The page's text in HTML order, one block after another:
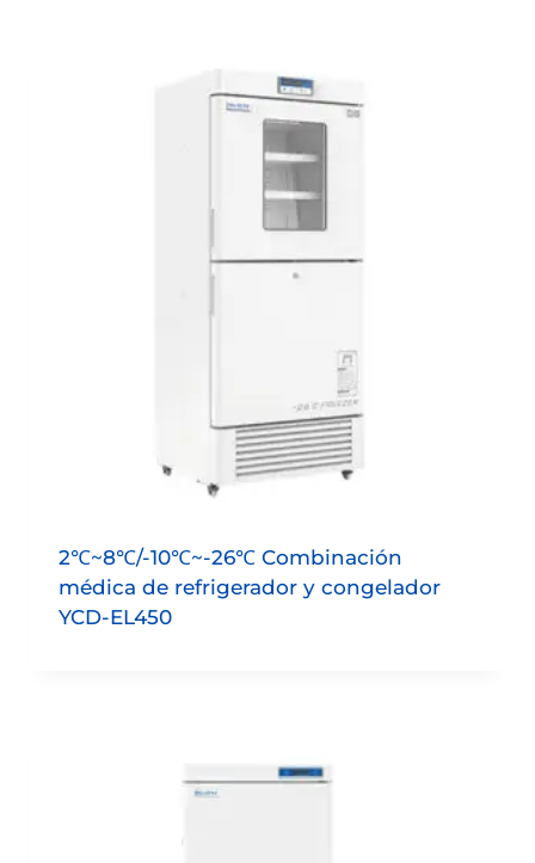
2℃~8℃/-10℃~-26℃ Combinación
médica de refrigerador y congelador
YCD-EL450